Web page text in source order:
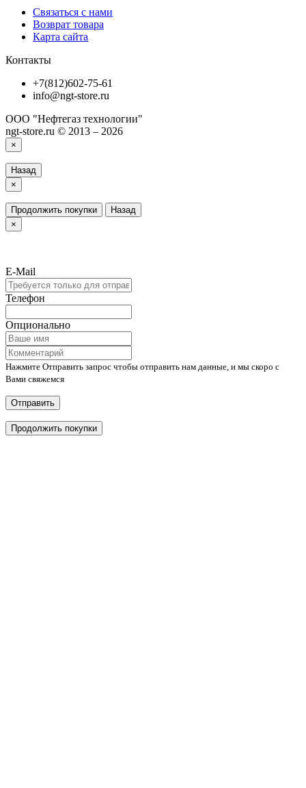
Связаться с нами
Возврат товара
Карта сайта
Контакты
+7(812)602-75-61
info@ngt-store.ru
ООО "Нефтегаз технологии"
ngt-store.ru © 2013 – 2026
×
Назад
×
Продолжить покупки
Назад
×
E-Mail
Телефон
Опционально
Нажмите Отправить запрос чтобы отправить нам данные, и мы скоро с
Вами свяжемся
Отправить
Продолжить покупки